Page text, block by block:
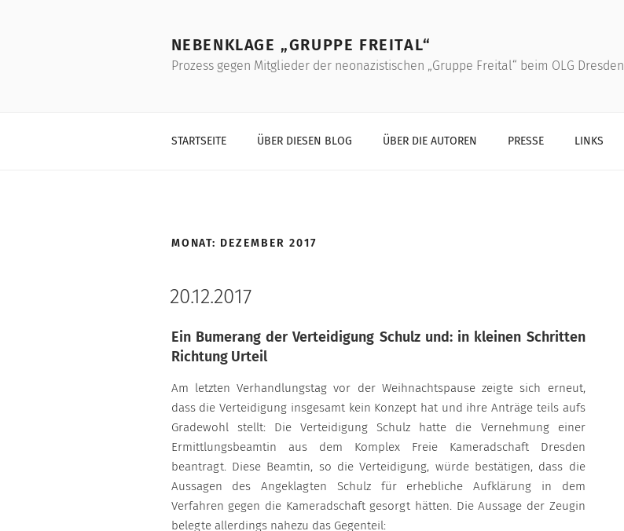
NEBENKLAGE „GRUPPE FREITAL“
Prozess gegen Mitglieder der neonazistischen „Gruppe Freital“ beim OLG Dresden
STARTSEITE ÜBER DIESEN BLOG ÜBER DIE AUTOREN PRESSE LINKS
MONAT: DEZEMBER 2017
20.12.2017
Ein Bumerang der Verteidigung Schulz und: in kleinen Schritten
Richtung Urteil
Am letzten Verhandlungstag vor der Weihnachtspause zeigte sich erneut,
dass die Verteidigung insgesamt kein Konzept hat und ihre Anträge teils aufs
Gradewohl stellt: Die Verteidigung Schulz hatte die Vernehmung einer
Ermittlungsbeamtin aus dem Komplex Freie Kameradschaft Dresden
beantragt. Diese Beamtin, so die Verteidigung, würde bestätigen, dass die
Aussagen des Angeklagten Schulz für erhebliche Aufklärung in dem
Verfahren gegen die Kameradschaft gesorgt hätten. Die Aussage der Zeugin
belegte allerdings nahezu das Gegenteil: